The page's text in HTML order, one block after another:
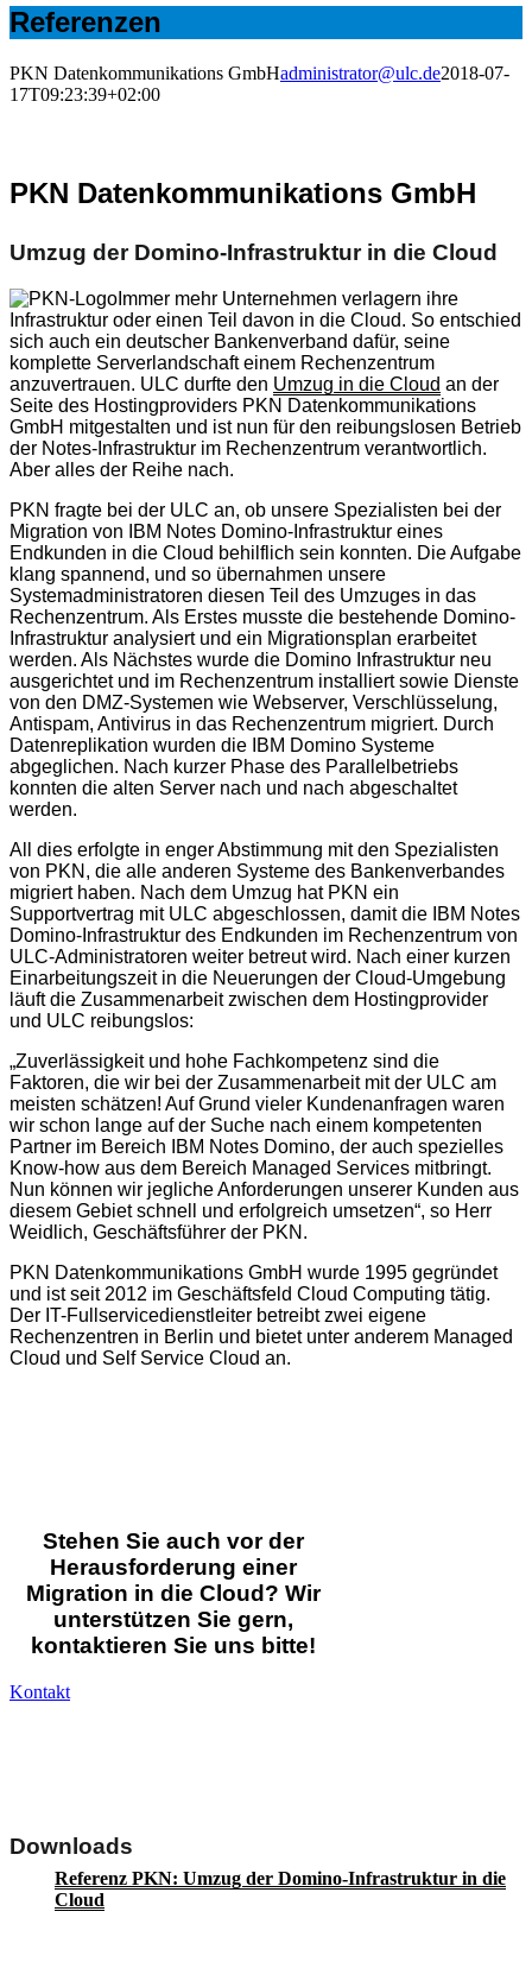
Referenzen
PKN Datenkommunikations GmbHadministrator@ulc.de2018-07-
17T09:23:39+02:00
PKN Datenkommunikations GmbH
Umzug der Domino-Infrastruktur in die Cloud
Immer mehr Unternehmen verlagern ihre
Infrastruktur oder einen Teil davon in die Cloud. So entschied
sich auch ein deutscher Bankenverband dafür, seine
komplette Serverlandschaft einem Rechenzentrum
anzuvertrauen. ULC durfte den Umzug in die Cloud an der
Seite des Hostingproviders PKN Datenkommunikations
GmbH mitgestalten und ist nun für den reibungslosen Betrieb
der Notes-Infrastruktur im Rechenzentrum verantwortlich.
Aber alles der Reihe nach.
PKN fragte bei der ULC an, ob unsere Spezialisten bei der
Migration von IBM Notes Domino-Infrastruktur eines
Endkunden in die Cloud behilflich sein konnten. Die Aufgabe
klang spannend, und so übernahmen unsere
Systemadministratoren diesen Teil des Umzuges in das
Rechenzentrum. Als Erstes musste die bestehende Domino-
Infrastruktur analysiert und ein Migrationsplan erarbeitet
werden. Als Nächstes wurde die Domino Infrastruktur neu
ausgerichtet und im Rechenzentrum installiert sowie Dienste
von den DMZ-Systemen wie Webserver, Verschlüsselung,
Antispam, Antivirus in das Rechenzentrum migriert. Durch
Datenreplikation wurden die IBM Domino Systeme
abgeglichen. Nach kurzer Phase des Parallelbetriebs
konnten die alten Server nach und nach abgeschaltet
werden.
All dies erfolgte in enger Abstimmung mit den Spezialisten
von PKN, die alle anderen Systeme des Bankenverbandes
migriert haben. Nach dem Umzug hat PKN ein
Supportvertrag mit ULC abgeschlossen, damit die IBM Notes
Domino-Infrastruktur des Endkunden im Rechenzentrum von
ULC-Administratoren weiter betreut wird. Nach einer kurzen
Einarbeitungszeit in die Neuerungen der Cloud-Umgebung
läuft die Zusammenarbeit zwischen dem Hostingprovider
und ULC reibungslos:
„Zuverlässigkeit und hohe Fachkompetenz sind die
Faktoren, die wir bei der Zusammenarbeit mit der ULC am
meisten schätzen! Auf Grund vieler Kundenanfragen waren
wir schon lange auf der Suche nach einem kompetenten
Partner im Bereich IBM Notes Domino, der auch spezielles
Know-how aus dem Bereich Managed Services mitbringt.
Nun können wir jegliche Anforderungen unserer Kunden aus
diesem Gebiet schnell und erfolgreich umsetzen“, so Herr
Weidlich, Geschäftsführer der PKN.
PKN Datenkommunikations GmbH wurde 1995 gegründet
und ist seit 2012 im Geschäftsfeld Cloud Computing tätig.
Der IT-Fullservicedienstleiter betreibt zwei eigene
Rechenzentren in Berlin und bietet unter anderem Managed
Cloud und Self Service Cloud an.
Stehen Sie auch vor der
Herausforderung einer
Migration in die Cloud? Wir
unterstützen Sie gern,
kontaktieren Sie uns bitte!
Kontakt
Downloads
Referenz PKN: Umzug der Domino-Infrastruktur in die
Cloud